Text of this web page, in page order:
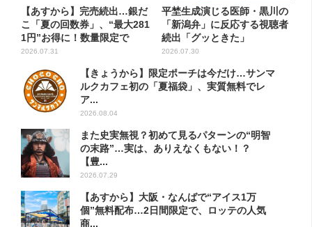
【あすから】完売続出…銀だ
こ「夏の回数券」、“最大281
1円”お得に！数量限定で
2026.07.31
平埜生成演じる医師・黒川の
「新潟弁」に反応する視聴者
続出「グッときた」
2026.07.30
【きょうから】限定ポーチは今だけ…サンマ
ルクカフェ初の「夏福袋」、実質無料でレ
ア...
2026.08.04
また史実無視？初めて見るパターンの“明智
の末路”…実は、ありえなくもない！？
【豊...
2026.07.29
【あすから】大阪・なんばで“アイス1万
個”無料配布…2日間限定で、ロッテの人気
商...